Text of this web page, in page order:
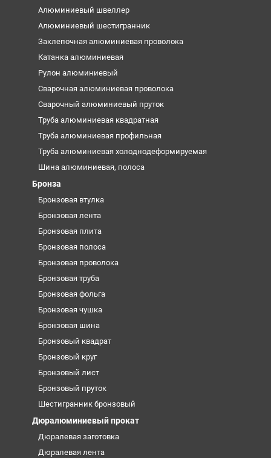
Алюминиевый швеллер
Алюминиевый шестигранник
Заклепочная алюминиевая проволока
Катанка алюминиевая
Рулон алюминиевый
Сварочная алюминиевая проволока
Сварочный алюминиевый пруток
Труба алюминиевая квадратная
Труба алюминиевая профильная
Труба алюминиевая холоднодеформируемая
Шина алюминиевая, полоса
Бронза
Бронзовая втулка
Бронзовая лента
Бронзовая плита
Бронзовая полоса
Бронзовая проволока
Бронзовая труба
Бронзовая фольга
Бронзовая чушка
Бронзовая шина
Бронзовый квадрат
Бронзовый круг
Бронзовый лист
Бронзовый пруток
Шестигранник бронзовый
Дюралюминиевый прокат
Дюралевая заготовка
Дюралевая лента